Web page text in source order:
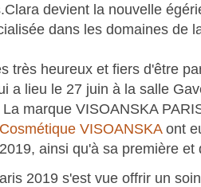
devient la nouvelle
dans les domaines de
très heureux et fiers d'être
a lieu le 27 juin à la salle
marque VISOANSKA
VISOANSKAont
ainsi qu'à sa première
2019 s'est vue offrir un